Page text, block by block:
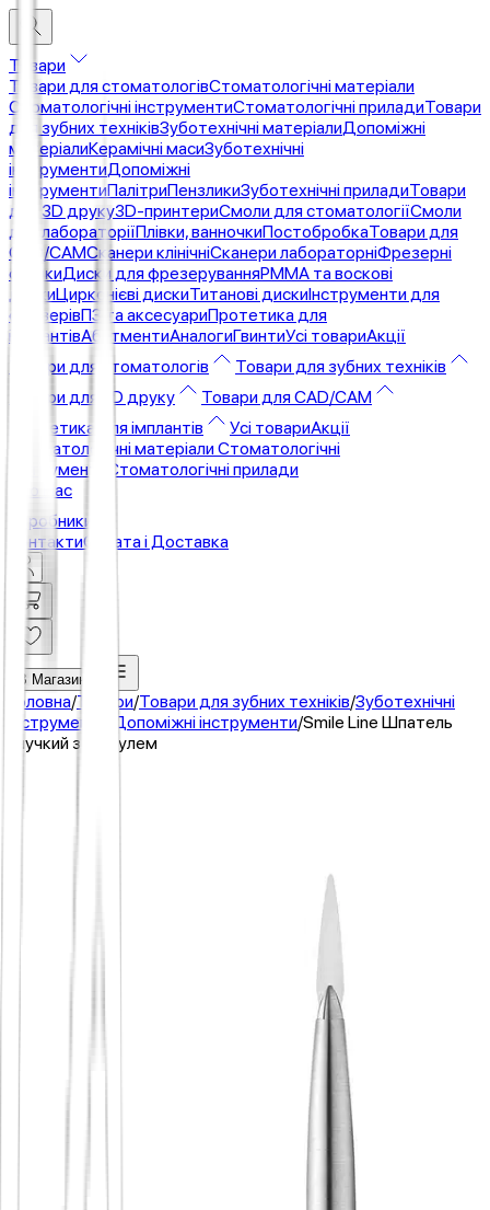
Товари
Товари для стоматологівСтоматологічні матеріали
Стоматологічні інструментиСтоматологічні приладиТовари
для зубних техніківЗуботехнічні матеріалиДопоміжні
матеріалиКерамічні масиЗуботехнічні
інструментиДопоміжні
інструментиПалітриПензликиЗуботехнічні приладиТовари
для 3D друку3D-принтериСмоли для стоматологіїСмоли
для лабораторіїПлівки, ванночкиПостобробкаТовари для
CAD/CAMСканери клінічніСканери лабораторніФрезерні
станкиДиски для фрезеруванняPMMA та воскові
дискиЦирконієві дискиТитанові дискиІнструменти для
фрезерівПЗ та аксесуариПротетика для
імплантівАбатментиАналогиГвинтиУсі товариАкції
Товари для стоматологів
Товари для зубних техніків
Товари для 3D друку
Товари для CAD/CAM
Протетика для імплантів
Усі товариАкції
Стоматологічні матеріалиСтоматологічні
інструменти
Стоматологічні прилади
Про Нас
Виробники
КонтактиОплата і Доставка
В Магазин
Головна/Товари/Товари для зубних техніків/Зуботехнічні
інструменти
Допоміжні інструменти/Smile Line Шпатель
гнучкий з модулем